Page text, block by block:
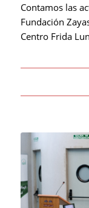
Contamos las
Fundación
Centro Frida